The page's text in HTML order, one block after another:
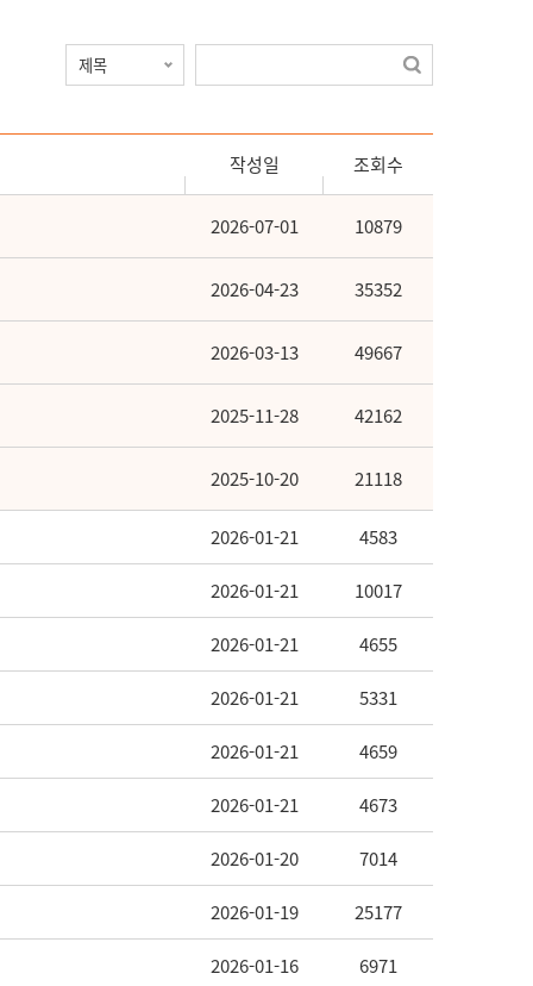
작성일 조회수
2026-07-01 10879
2026-04-23 35352
2026-03-13 49667
2025-11-28 42162
2025-10-20 21118
2026-01-21 4583
2026-01-21 10017
2026-01-21 4655
2026-01-21 5331
2026-01-21 4659
2026-01-21 4673
2026-01-20 7014
2026-01-19 25177
2026-01-16 6971